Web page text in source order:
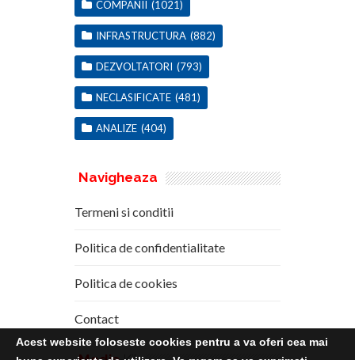
COMPANII (1021)
INFRASTRUCTURA (882)
DEZVOLTATORI (793)
NECLASIFICATE (481)
ANALIZE (404)
Navigheaza
Termeni si conditii
Politica de confidentialitate
Politica de cookies
Contact
Acest website foloseste cookies pentru a va oferi cea mai